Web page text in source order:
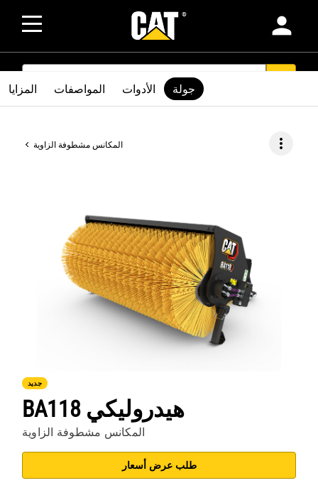
person
SEARCH
المكانس مشطوفة الزاوية more_vert
جديد
BA118 هيدروليكي
المكانس مشطوفة الزاوية
طلب عرض أسعار
المزايا المواصفات الأدوات جولة